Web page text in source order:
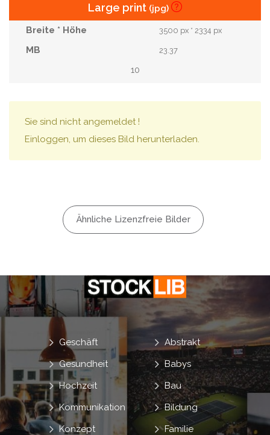
Large print (jpg)
3500 px * 2334 px
23.37
10
Sie sind nicht angemeldet !
Einloggen, um dieses Bild herunterladen.
Ähnliche Lizenzfreie Bilder
Abstrakt
Babys
Bau
Bildung
Familie
Geschäft
Gesundheit
Hochzeit
Kommunikation
Konzept